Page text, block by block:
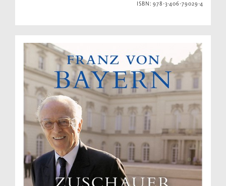
ISBN: 978-3-406-79029-4